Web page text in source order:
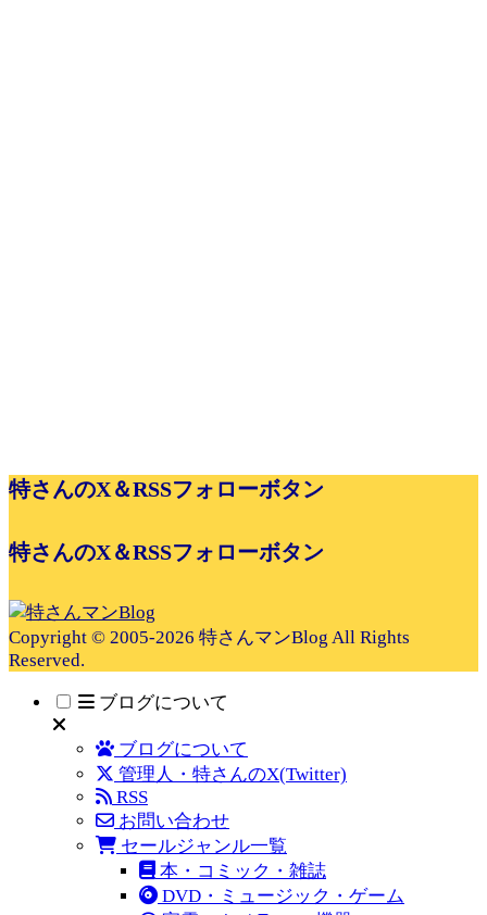
特さんのX＆RSSフォローボタン
特さんのX＆RSSフォローボタン
Copyright © 2005-2026 特さんマンBlog All Rights
Reserved.
ブログについて
ブログについて
管理人・特さんのX(Twitter)
RSS
お問い合わせ
セールジャンル一覧
本・コミック・雑誌
DVD・ミュージック・ゲーム